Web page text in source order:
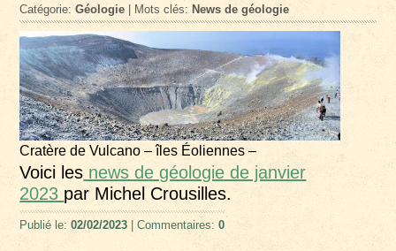
Catégorie:Géologie | Mots clés: News de géologie
Cratère de Vulcano – îles Éoliennes –
Voici les news de géologie de janvier
2023 par Michel Crousilles.
Publié le:02/02/2023 | Commentaires:0